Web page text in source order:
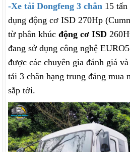
-Xe tải Dongfeng 3 chân 15
dụng động cơ ISD 270Hp
từ phân khúcđộng cơ ISD
đang sử dụng công nghệ
được các chuyên gia đánh giá
tải 3 chân hạng trung đáng mua
sắp tới.